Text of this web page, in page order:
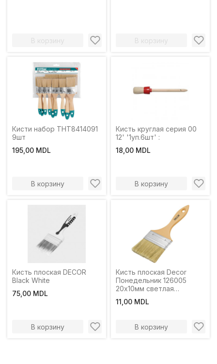
В корзину В корзину
Кисти набор THT8414091
9шт
195,00 MDL
В корзину
Кисть круглая серия 00
12' '1уп.6шт' :
18,00 MDL
В корзину
Кисть плоская DECOR
Black White
75,00 MDL
В корзину
Кисть плоская Decor
Понедельник 126005
20х10мм светлая
пластиковая ручка
11,00 MDL
В корзину